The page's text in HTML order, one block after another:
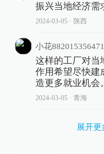
振兴当地经济需
2024-03-05∙ 陕西
小花
这样的工厂对当
作用希望尽快建
造更多就业机会。
2024-03-05∙ 青海
展开更